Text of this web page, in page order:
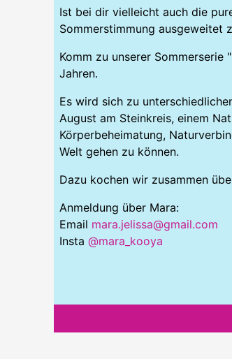
Ist bei dir vielleicht auch die
Sommerstimmung ausgeweitet
Komm zu unserer Sommerserie
Jahren.
Es wird sich zu
August am Steinkreis, einem
Körperbeheimatung,
Welt gehen zu können.
Dazu kochen wir zusammen
Anmeldung über Mara:
Email mara.jelissa@gmail.com
Insta @mara_kooya